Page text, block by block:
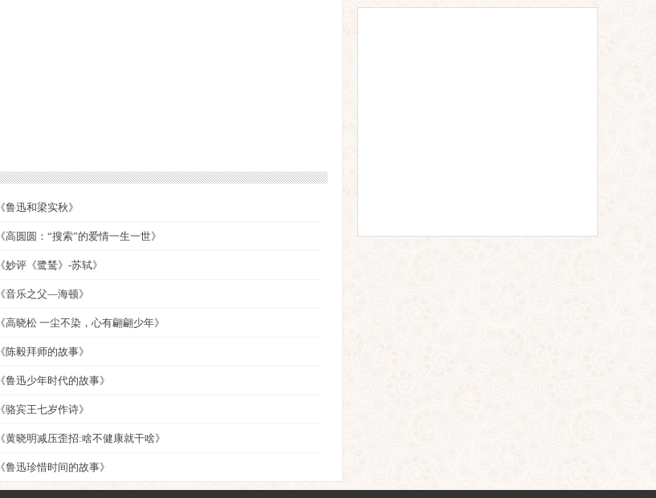
《鲁迅和梁实秋》
《高圆圆：“搜索”的爱情一生一世》
《妙评《鹭鸶》-苏轼》
《音乐之父—海顿》
《高晓松 一尘不染，心有翩翩少年》
《陈毅拜师的故事》
《鲁迅少年时代的故事》
《骆宾王七岁作诗》
《黄晓明减压歪招:啥不健康就干啥》
《鲁迅珍惜时间的故事》